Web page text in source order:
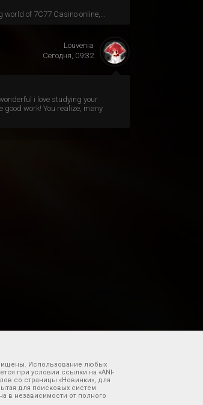
world of 7C77 Casino online,...
i love studying your
good work! You realize, many
Louvenia
Сегодня, 09:32
Использование любых
при условии ссылки на «ANI-
со страницы «Новинки», для
для поисковых систем
в независимости от полного